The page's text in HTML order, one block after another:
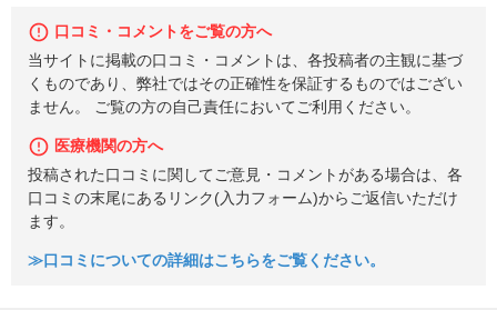
口コミ・コメントをご覧の方へ
当サイトに掲載の口コミ・コメントは、各投稿者の主観に基づ
くものであり、弊社ではその正確性を保証するものではござい
ません。 ご覧の方の自己責任においてご利用ください。
医療機関の方へ
投稿された口コミに関してご意見・コメントがある場合は、各
口コミの末尾にあるリンク(入力フォーム)からご返信いただけ
ます。
≫口コミについての詳細はこちらをご覧ください。